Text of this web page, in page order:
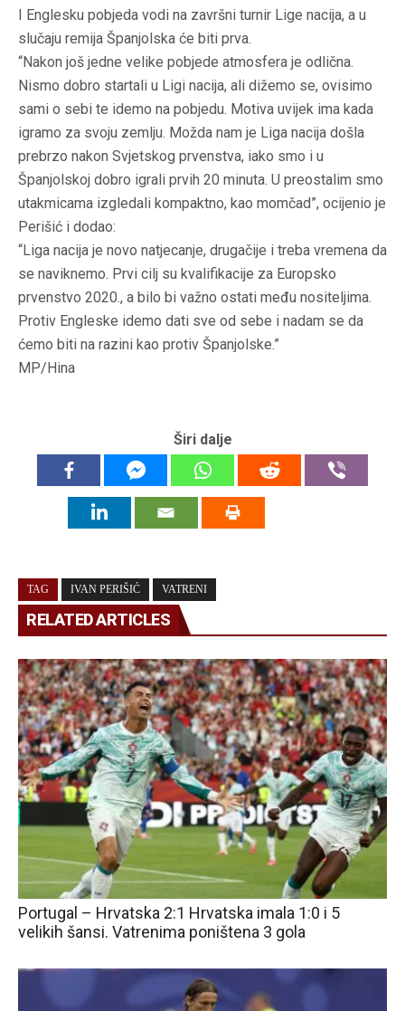
I Englesku pobjeda vodi na završni turnir Lige nacija, a u
slučaju remija Španjolska će biti prva.
“Nakon još jedne velike pobjede atmosfera je odlična.
Nismo dobro startali u Ligi nacija, ali dižemo se, ovisimo
sami o sebi te idemo na pobjedu. Motiva uvijek ima kada
igramo za svoju zemlju. Možda nam je Liga nacija došla
prebrzo nakon Svjetskog prvenstva, iako smo i u
Španjolskoj dobro igrali prvih 20 minuta. U preostalim smo
utakmicama izgledali kompaktno, kao momčad”, ocijenio je
Perišić i dodao:
“Liga nacija je novo natjecanje, drugačije i treba vremena da
se naviknemo. Prvi cilj su kvalifikacije za Europsko
prvenstvo 2020., a bilo bi važno ostati među nositeljima.
Protiv Engleske idemo dati sve od sebe i nadam se da
ćemo biti na razini kao protiv Španjolske.”
MP/Hina
Širi dalje
TAG IVAN PERIŠIĆ VATRENI
RELATED ARTICLES
Portugal – Hrvatska 2:1 Hrvatska imala 1:0 i 5
velikih šansi. Vatrenima poništena 3 gola